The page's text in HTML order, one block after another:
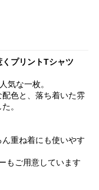
プリントTシャツ
気な一枚。
色と、落ち着いた雰
。
重ね着にも使いやす
もご用意しています